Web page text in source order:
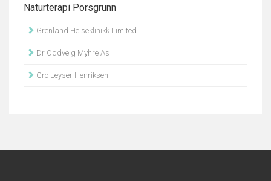
Naturterapi Porsgrunn
Grenland Helseklinikk Limited
Dr Oddveig Myhre As
Gro Leyser Henriksen